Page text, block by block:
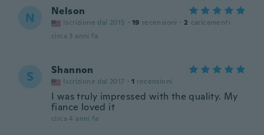
N Nelson
Iscrizione dal 2015 · 19 recensioni · 2 caricamenti
circa 3 anni fa
S Shannon
Iscrizione dal 2017 · 1 recensioni
I was truly impressed with the quality. My
fiance loved it
circa 4 anni fa